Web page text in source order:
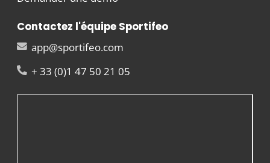
Contactez l'équipe Sportifeo
app@sportifeo.com
+ 33 (0)1 47 50 21 05